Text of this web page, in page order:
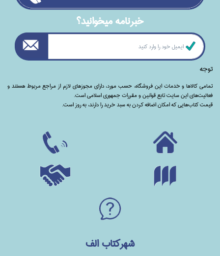
خبرنامه ميخوانيد؟
توجه
تمامی‌ کالاها و خدمات این فروشگاه، حسب مورد،‌ دارای مجوزهای لازم از مراجع مربوط هستند ‌و‌‌
فعالیت‌های این سایت تابع قوانین و مقررات جمهوری اسلامی است.
قیمت کتاب‌هایی که امکان اضافه کردن به سبد خرید را دارند،‌ به روز است.
شهرکتاب الف